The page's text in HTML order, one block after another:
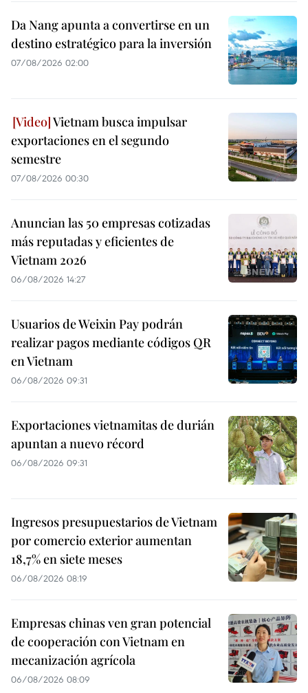
Da Nang apunta a convertirse en un
destino estratégico para la inversión
07/08/2026 02:00
Vietnam busca impulsar
exportaciones en el segundo
semestre
07/08/2026 00:30
Anuncian las 50 empresas cotizadas
más reputadas y eficientes de
Vietnam 2026
06/08/2026 14:27
Usuarios de Weixin Pay podrán
realizar pagos mediante códigos QR
en Vietnam
06/08/2026 09:31
Exportaciones vietnamitas de durián
apuntan a nuevo récord
06/08/2026 09:31
Ingresos presupuestarios de Vietnam
por comercio exterior aumentan
18,7% en siete meses
06/08/2026 08:19
Empresas chinas ven gran potencial
de cooperación con Vietnam en
mecanización agrícola
06/08/2026 08:09